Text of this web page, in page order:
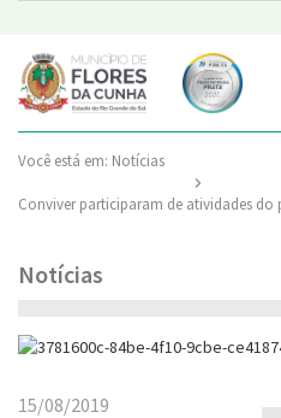
Você está em: Notícias
Conviver participaram de atividades
Notícias
15/08/2019